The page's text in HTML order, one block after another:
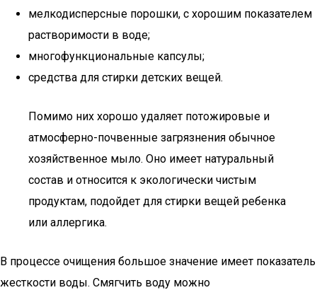
мелкодисперсные порошки, с хорошим показателем
растворимости в воде;
многофункциональные капсулы;
средства для стирки детских вещей.
Помимо них хорошо удаляет потожировые и
атмосферно-почвенные загрязнения обычное
хозяйственное мыло. Оно имеет натуральный
состав и относится к экологически чистым
продуктам, подойдет для стирки вещей ребенка
или аллергика.
В процессе очищения большое значение имеет показатель
жесткости воды. Смягчить воду можно